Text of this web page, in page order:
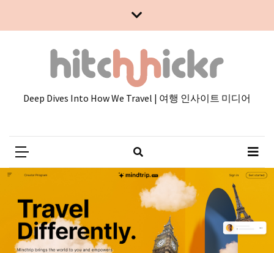
Deep Dives Into How We Travel | 여행 인사이트 미디어